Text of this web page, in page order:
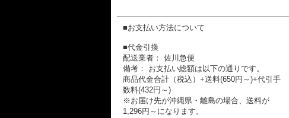
■お支払い方法について
■代金引換
配送業者： 佐川急便
備考： お支払い総額は以下の通りです。
商品代金合計（税込）+送料(650円～)+代引手
数料(432円～)
※お届け先が沖縄県・離島の場合、送料が
1,296円～になります。